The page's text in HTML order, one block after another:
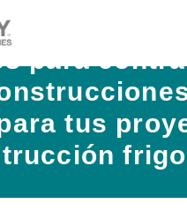
para
tus